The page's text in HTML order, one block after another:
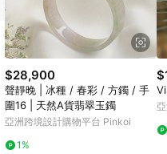
$28,900
聲靜晚 | 冰種 / 春彩 / 方鐲 / 手
圍16 | 天然A貨翡翠玉鐲
亞洲跨境設計購物平台 Pinkoi
1%